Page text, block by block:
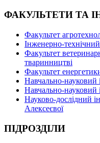
ФАКУЛЬТЕТИ ТА
Факультет
Інженерно-
Факультет
тваринництві
Факультет
Навчально-науковий
Навчально-науковий
Науково-дослідний
Алексеєвої
ПІДРОЗДІЛИ